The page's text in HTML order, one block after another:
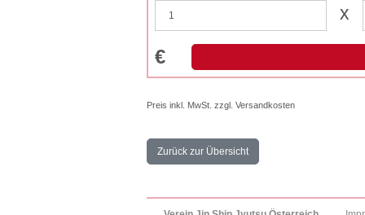
x
€
Preis inkl. MwSt. zzgl. Versandkosten
Zurück zur Übersicht